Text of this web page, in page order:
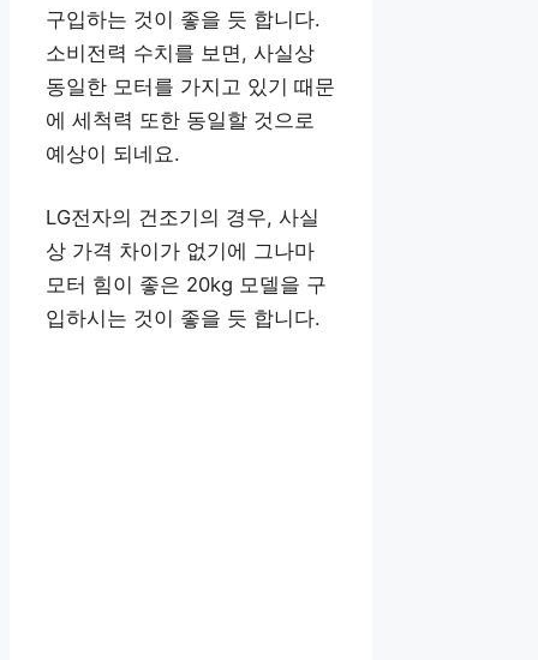
구입하는 것이 좋을 듯 합니다.
소비전력 수치를 보면, 사실상
동일한 모터를 가지고 있기 때문
에 세척력 또한 동일할 것으로
예상이 되네요.
LG전자의 건조기의 경우, 사실
상 가격 차이가 없기에 그나마
모터 힘이 좋은 20kg 모델을 구
입하시는 것이 좋을 듯 합니다.